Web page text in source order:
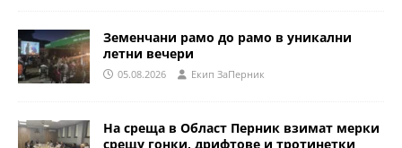
Земенчани рамо до рамо в уникални
летни вечери
05.08.2026 Eкип ЗаПерник
На среща в Област Перник взимат мерки
срещу гонки, дрифтове и тротинетки